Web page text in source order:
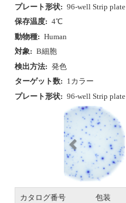
プレート形状: 96-well Strip plate
保存温度: 4℃
動物種: Human
対象: B細胞
検出方法: 発色
ターゲット数: 1カラー
プレート形状: 96-well Strip plate
P
e
v
i
o
u
s
カタログ番号 包装